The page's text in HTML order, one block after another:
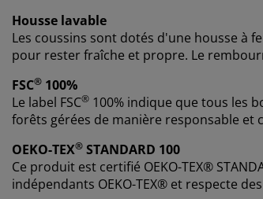
Housse lavable
Les coussins sont dotés d'une housse à
pour rester fraîche et propre. Le
FSC® 100%
Le label FSC® 100% indique que tous les
forêts gérées de manière responsable et
OEKO-TEX® STANDARD 100
Ce produit est certifié OEKO-TEX®
indépendants OEKO-TEX® et respecte